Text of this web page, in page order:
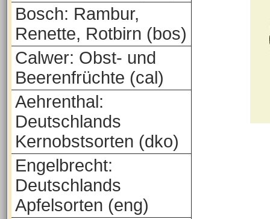
Bosch: Rambur,
Renette, Rotbirn (bos)
Calwer: Obst- und
Beerenfrüchte (cal)
Aehrenthal:
Deutschlands
Kernobstsorten (dko)
Engelbrecht:
Deutschlands
Apfelsorten (eng)